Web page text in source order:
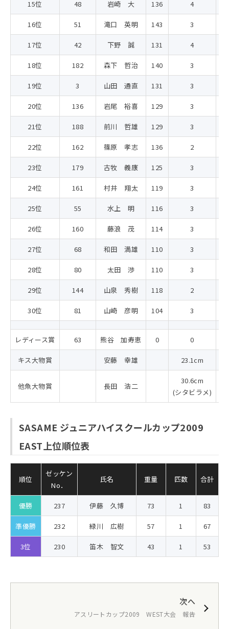
15位 48 岩崎 大 136 4
16位 51 滝口 英明 143 3
17位 42 下野 誠 131 4
18位 182 森下 哲治 140 3
19位 3 山田 通直 131 3
20位 136 岩尾 裕喜 129 3
21位 188 前川 哲雄 129 3
22位 162 篠原 孝志 136 2
23位 179 古牧 義康 125 3
24位 161 村井 翔太 119 3
25位 55 水上 明 116 3
26位 160 藤浪 茂 114 3
27位 68 和田 満雄 110 3
28位 80 太田 渉 110 3
29位 144 山泉 秀樹 118 2
30位 81 山崎 彦明 104 3
レディース賞 63 熊谷 加寿恵 0 0
キス大物賞 安藤 幸雄 23.1cm
他魚大物賞 長田 浩二
30.6cm
(シタビラメ)
SASAME ジュニアハイスクールカップ2009
EAST上位順位表
順位
ゼッケン
No．
氏名 重量 匹数 合計
優勝 237 伊藤 久博 73 1 83
準優勝 232 緑川 広樹 57 1 67
3位 230 笛木 智文 43 1 53
次へ
アスリートカップ2009 WEST大会 報告